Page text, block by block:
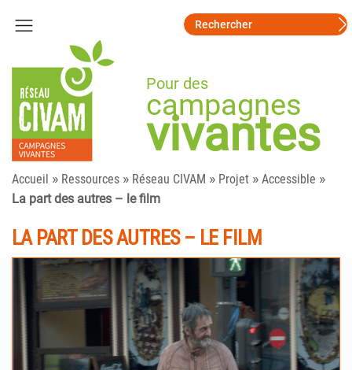
Pour des
campagnes
vivantes
Accueil » Ressources » Réseau CIVAM » Projet » Accessible »
La part des autres – le film
LA PART DES AUTRES – LE FILM